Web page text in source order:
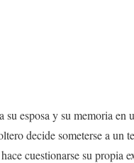
su esposa y su memoria en
decide someterse a un
cuestionarse su propia